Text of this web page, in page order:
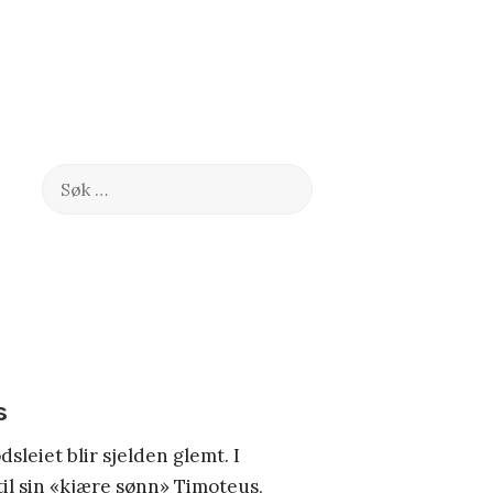
Søk
blir sjelden glemt. I
sin «kjære sønn» Timoteus,